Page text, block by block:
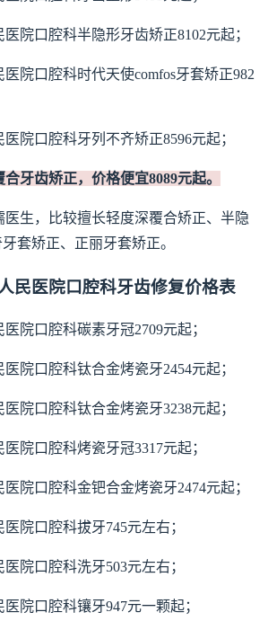
院口腔科半隐形牙齿矫正8102元起；
院口腔科时代天使comfos牙套矫正982
院口腔科牙列不齐矫正8596元起；
牙齿矫正，价格便宜8089元起。
医生，比较擅长轻度深覆合矫正、半隐
套矫正、正丽牙套矫正。
民医院口腔科牙齿修复价格表
院口腔科碳素牙冠2709元起；
院口腔科钛合金烤瓷牙2454元起；
院口腔科钛合金烤瓷牙3238元起；
院口腔科烤瓷牙冠3317元起；
院口腔科金钯合金烤瓷牙2474元起；
院口腔科拔牙745元左右；
院口腔科洗牙503元左右；
院口腔科镶牙947元一颗起；